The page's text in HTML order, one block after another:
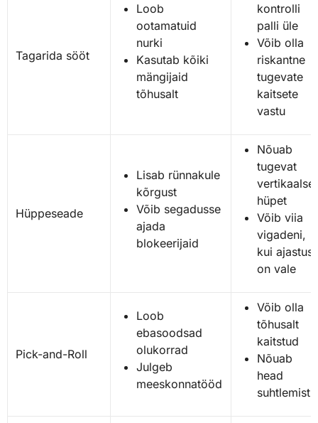
Tagarida sööt
Loob
ootamatuid
nurki
Kasutab kõiki
mängijaid
tõhusalt
kontrolli
palli üle
Võib olla
riskantne
tugevate
kaitsete
vastu
Hüppeseade
Lisab rünnakule
kõrgust
Võib segadusse
ajada
blokeerijaid
Nõuab
tugevat
vertikaalset
hüpet
Võib viia
vigadeni,
kui ajastus
on vale
Pick-and-Roll
Loob
ebasoodsad
olukorrad
Julgeb
meeskonnatööd
Võib olla
tõhusalt
kaitstud
Nõuab
head
suhtlemist